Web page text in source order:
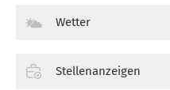
Wetter
Stellenanzeigen